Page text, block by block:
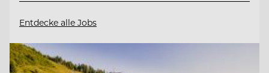
Entdecke alle Jobs